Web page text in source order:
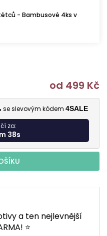
- Bambusové 4ks v
od 499 Kč
se slevovým kódem 4SALE
za:
37s
a ten nejlevnější
⭐